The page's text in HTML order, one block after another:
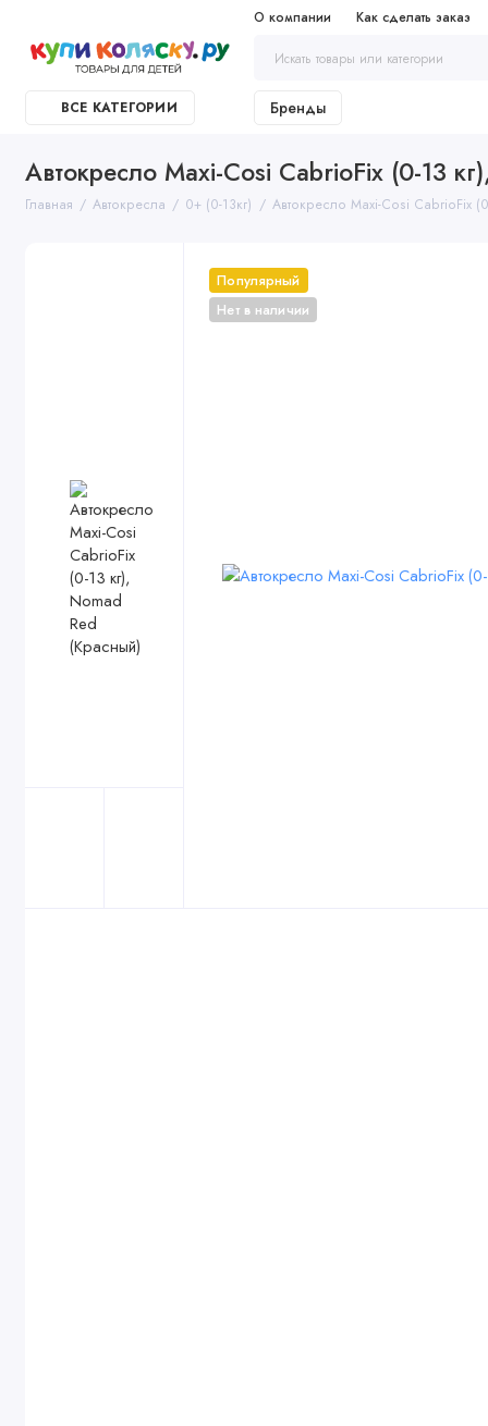
О компании Как сделать заказ
ВСЕ КАТЕГОРИИ Бренды
Автокресло Maxi-Cosi CabrioFix (0-13
Главная Автокресла 0+ (0-13кг) Автокресло Maxi-Cosi CabrioFix
Популярный
Нет в наличии